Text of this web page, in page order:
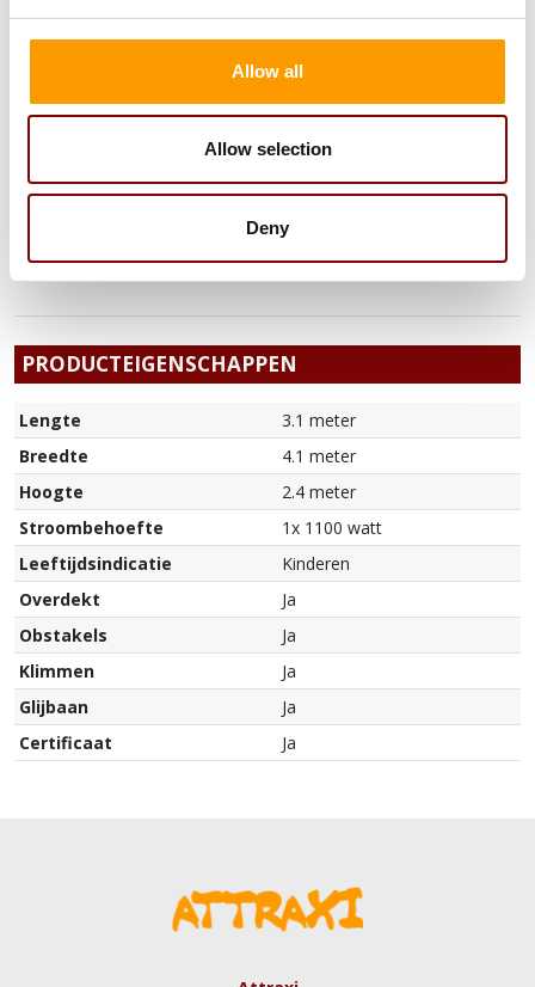
Allow all
Allow selection
Deny
valmatten springkasteel (verplicht bij
ondergrond: steen)
7,50 /1 dag excl. BTW
incl. BTW
In
PRODUCTEIGENSCHAPPEN
Lengte
3.1 meter
Breedte
4.1 meter
Hoogte
2.4 meter
Stroombehoefte
1x 1100 watt
Leeftijdsindicatie
Kinderen
Overdekt
Ja
Obstakels
Ja
Klimmen
Ja
Glijbaan
Ja
Certificaat
Ja